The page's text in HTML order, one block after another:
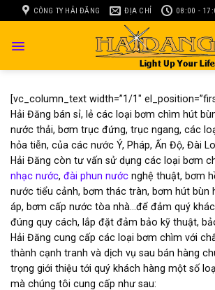
to
CÔNG TY HẢI ĐĂNG ĐỊA CHỈ 08:00 -
[vc_column_text width=”1/1″
Hải Đăng bán sỉ, lẻ các loại bơm chìm hút
nước thải, bơm trục đứng, trục ngang, các
hỏa tiễn, của các nước Ý, Pháp, Ấn Độ, Đài
Hải Đăng còn tư vấn sử dụng các loại bơm
nhạc nước, đài phun nước nghệ thuật, bơm
nước tiểu cảnh, bơm thác tràn, bơm hút bùn
áp, bơm cấp nước tòa nhà…để đảm quý
đúng quy cách, lắp đặt đảm bảo kỹ thuật,
Hải Đăng cung cấp các loại bơm chìm với
thành cạnh tranh và dịch vụ sau bán hàng
trọng giới thiệu tới quý khách hàng một số
mà chúng tôi cung cấp như sau: